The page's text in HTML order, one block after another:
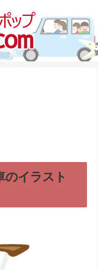
のイラスト